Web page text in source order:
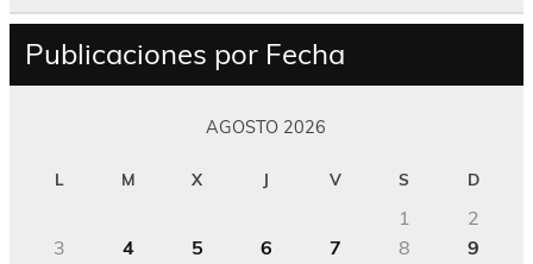
Publicaciones por Fecha
AGOSTO 2026
L M X J V S D
1
2
3
4 5 6 7 8
9